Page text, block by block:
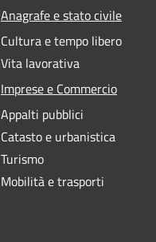
Anagrafe e stato civile
Cultura e tempo libero
Vita lavorativa
Imprese e Commercio
Appalti pubblici
Catasto e urbanistica
Turismo
Mobilità e trasporti